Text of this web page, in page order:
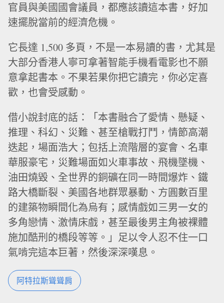
官員與美國國會議員，都應該讀這本書，好加
速擺脫當前的經濟危機。
它長達 1,500 多頁，不是一本易讀的書，尤其是
大部分香港人寧可拿著智能手機看電影也不願
意拿起書本。不果若果你把它讀完，你必定喜
歡，也會受感動。
借小說封底的話：「本書融合了愛情、懸疑、
推理、科幻、災難、甚至槍戰打鬥，情節高潮
迭起，場面浩大；包括上流階層的宴會、名車
華服豪宅，災難場面如火車事故、飛機墜機、
油田燒毀、全世界的銅礦在同一時間爆炸、鐵
路大橋斷裂、美國各地群眾暴動、方圓數百里
的建築物瞬間化為烏有；感情戲如三男一女的
多角戀情、激情床戲，甚至最後男主角被裸體
施加酷刑的橋段等等。」足以令人忍不住一口
氣啃完這本巨著，然後深深嘆息。
阿特拉斯聳聳肩